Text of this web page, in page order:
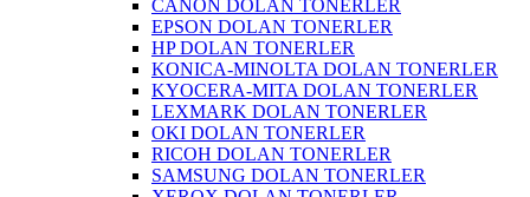
CANON DOLAN TONERLER
EPSON DOLAN TONERLER
HP DOLAN TONERLER
KONICA-MINOLTA DOLAN TONERLER
KYOCERA-MITA DOLAN TONERLER
LEXMARK DOLAN TONERLER
OKI DOLAN TONERLER
RICOH DOLAN TONERLER
SAMSUNG DOLAN TONERLER